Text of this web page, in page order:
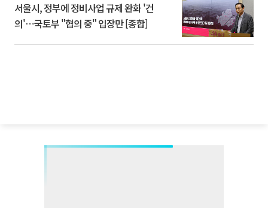
서울시, 정부에 정비사업 규제 완화 '건
의'⋯국토부 "협의 중" 입장만 [종합]